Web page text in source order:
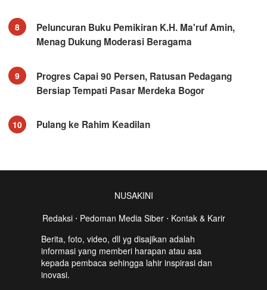
8
Peluncuran Buku Pemikiran K.H. Ma'ruf Amin,
Menag Dukung Moderasi Beragama
9
Progres Capai 90 Persen, Ratusan Pedagang
Bersiap Tempati Pasar Merdeka Bogor
10 Pulang ke Rahim Keadilan
NUSAKINI
Redaksi⋅ Pedoman Media Siber⋅ Kontak & Karir
Berita, foto, video, dll yg disajikan adalah
informasi yang memberi harapan atau asa
kepada pembaca sehingga lahir inspirasi dan
inovasi.